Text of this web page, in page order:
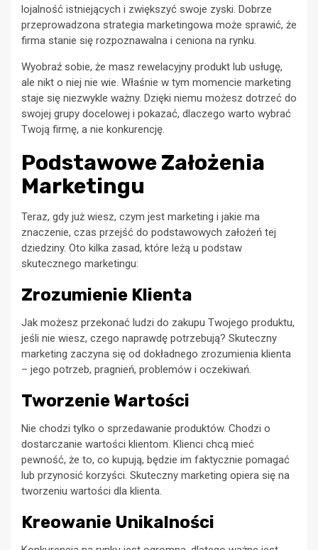
lojalność istniejących i zwiększyć swoje zyski. Dobrze
przeprowadzona strategia marketingowa może sprawić, że
firma stanie się rozpoznawalna i ceniona na rynku.
Wyobraź sobie, że masz rewelacyjny produkt lub usługę,
ale nikt o niej nie wie. Właśnie w tym momencie marketing
staje się niezwykle ważny. Dzięki niemu możesz dotrzeć do
swojej grupy docelowej i pokazać, dlaczego warto wybrać
Twoją firmę, a nie konkurencję.
Podstawowe Założenia
Marketingu
Teraz, gdy już wiesz, czym jest marketing i jakie ma
znaczenie, czas przejść do podstawowych założeń tej
dziedziny. Oto kilka zasad, które leżą u podstaw
skutecznego marketingu:
Zrozumienie Klienta
Jak możesz przekonać ludzi do zakupu Twojego produktu,
jeśli nie wiesz, czego naprawdę potrzebują? Skuteczny
marketing zaczyna się od dokładnego zrozumienia klienta
– jego potrzeb, pragnień, problemów i oczekiwań.
Tworzenie Wartości
Nie chodzi tylko o sprzedawanie produktów. Chodzi o
dostarczanie wartości klientom. Klienci chcą mieć
pewność, że to, co kupują, będzie im faktycznie pomagać
lub przynosić korzyści. Skuteczny marketing opiera się na
tworzeniu wartości dla klienta.
Kreowanie Unikalności